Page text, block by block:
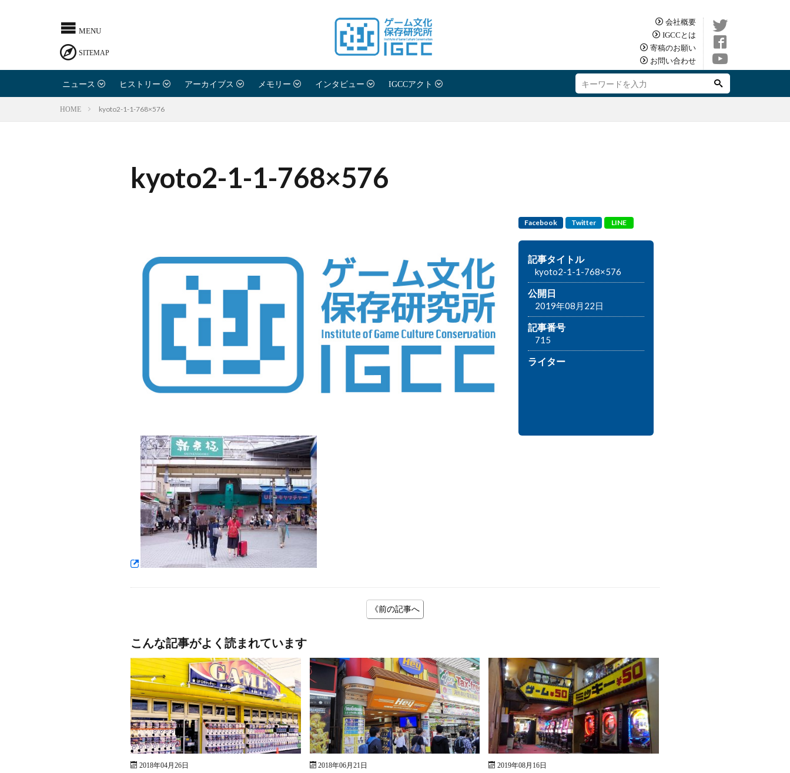
会社概要
IGCCとは
寄稿のお願い
お問い合わせ
ニュース ヒストリー アーカイブス メモリー インタビュー IGCCアクト
HOME kyoto2-1-1-768×576
kyoto2-1-1-768×576
Facebook Twitter LINE
記事タイトル
kyoto2-1-1-768×576
公開日
2019年08月22日
記事番号
715
ライター
《前の記事へ
こんな記事がよく読まれています
2018年04月26日 2018年06月21日 2019年08月16日